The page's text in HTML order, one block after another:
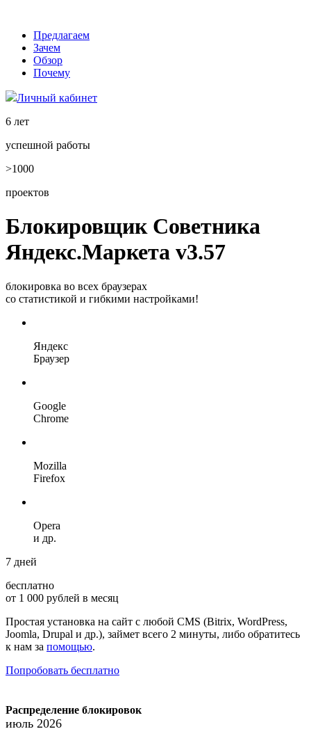
Предлагаем
Зачем
Обзор
Почему
Личный кабинет
6 лет
успешной работы
>1000
проектов
Блокировщик Советника
Яндекс.Маркета v3.57
блокировка во всех браузерах
со статистикой и гибкими настройками!
Яндекс
Браузер
Google
Chrome
Mozilla
Firefox
Opera
и др.
7 дней
бесплатно
от 1 000 рублей в месяц
Простая установка на сайт с любой CMS (Bitrix, WordPress,
Joomla, Drupal и др.), займет всего 2 минуты, либо обратитесь
к нам за помощью.
Попробовать бесплатно
Распределение блокировок
июль 2026